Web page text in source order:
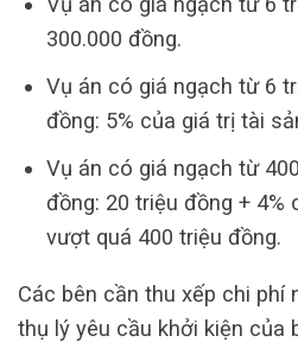
300.000 đồng.
Vụ án có giá ngạch từ 6
đồng: 5% của giá trị tài
Vụ án có giá ngạch từ
đồng: 20 triệu đồng + 4%
vượt quá 400 triệu đồng.
Các bên cần thu xếp chi phí
thụ lý yêu cầu khởi kiện của